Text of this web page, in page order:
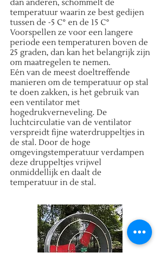
dan anderen, schommelt de
temperatuur waarin ze best gedijen
tussen de -5 C° en de 15 C°
Voorspellen ze voor een langere
periode een temperaturen boven de
25 graden, dan kan het belangrijk zijn
om maatregelen te nemen.
Eén van de meest doeltreffende
manieren om de temperatuur op stal
te doen zakken, is het gebruik van
een ventilator met
hogedrukverneveling. De
luchtcirculatie van de ventilator
verspreidt fijne waterdruppeltjes in
de stal. Door de hoge
omgevingstemperatuur verdampen
deze druppeltjes vrijwel
onmiddellijk en daalt de
temperatuur in de stal.